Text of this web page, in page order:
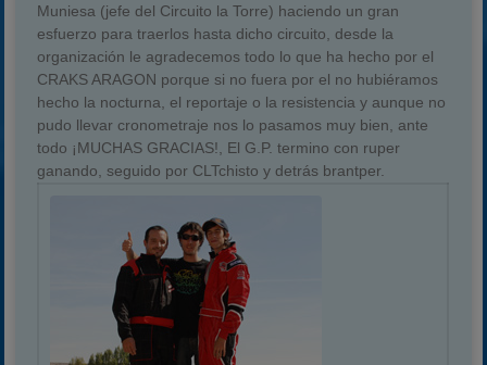
Muniesa (jefe del Circuito la Torre) haciendo un gran
esfuerzo para traerlos hasta dicho circuito, desde la
organización le agradecemos todo lo que ha hecho por el
CRAKS ARAGON porque si no fuera por el no hubiéramos
hecho la nocturna, el reportaje o la resistencia y aunque no
pudo llevar cronometraje nos lo pasamos muy bien, ante
todo ¡MUCHAS GRACIAS!, El G.P. termino con ruper
ganando, seguido por CLTchisto y detrás brantper.